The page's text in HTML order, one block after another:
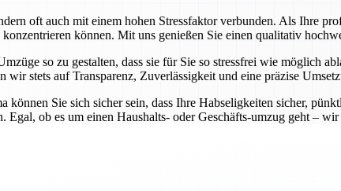
oft auch mit einem hohen Stressfaktor verbunden. Als Ihre
können. Mit uns genießen Sie einen qualitativ
so zu gestalten, dass sie für Sie so stressfrei wie möglich
wir stets auf Transparenz, Zuverlässigkeit und eine präzise
können Sie sich sicher sein, dass Ihre Habseligkeiten sicher,
ob es um einen Haushalts- oder Geschäfts-umzug geht –